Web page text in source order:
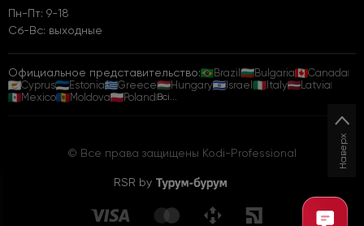
Пн-Пт: 9-18
Сб-Вс: выходные
Официальное представительство: Brazil Bulgaria
Canada
Cyprus
Estonia Greece Hungary Israel Italy
Latvia
Mexico
Moldova PolandВсі...
© Все права защищены Kodi-Professional
RSR by
Наверх